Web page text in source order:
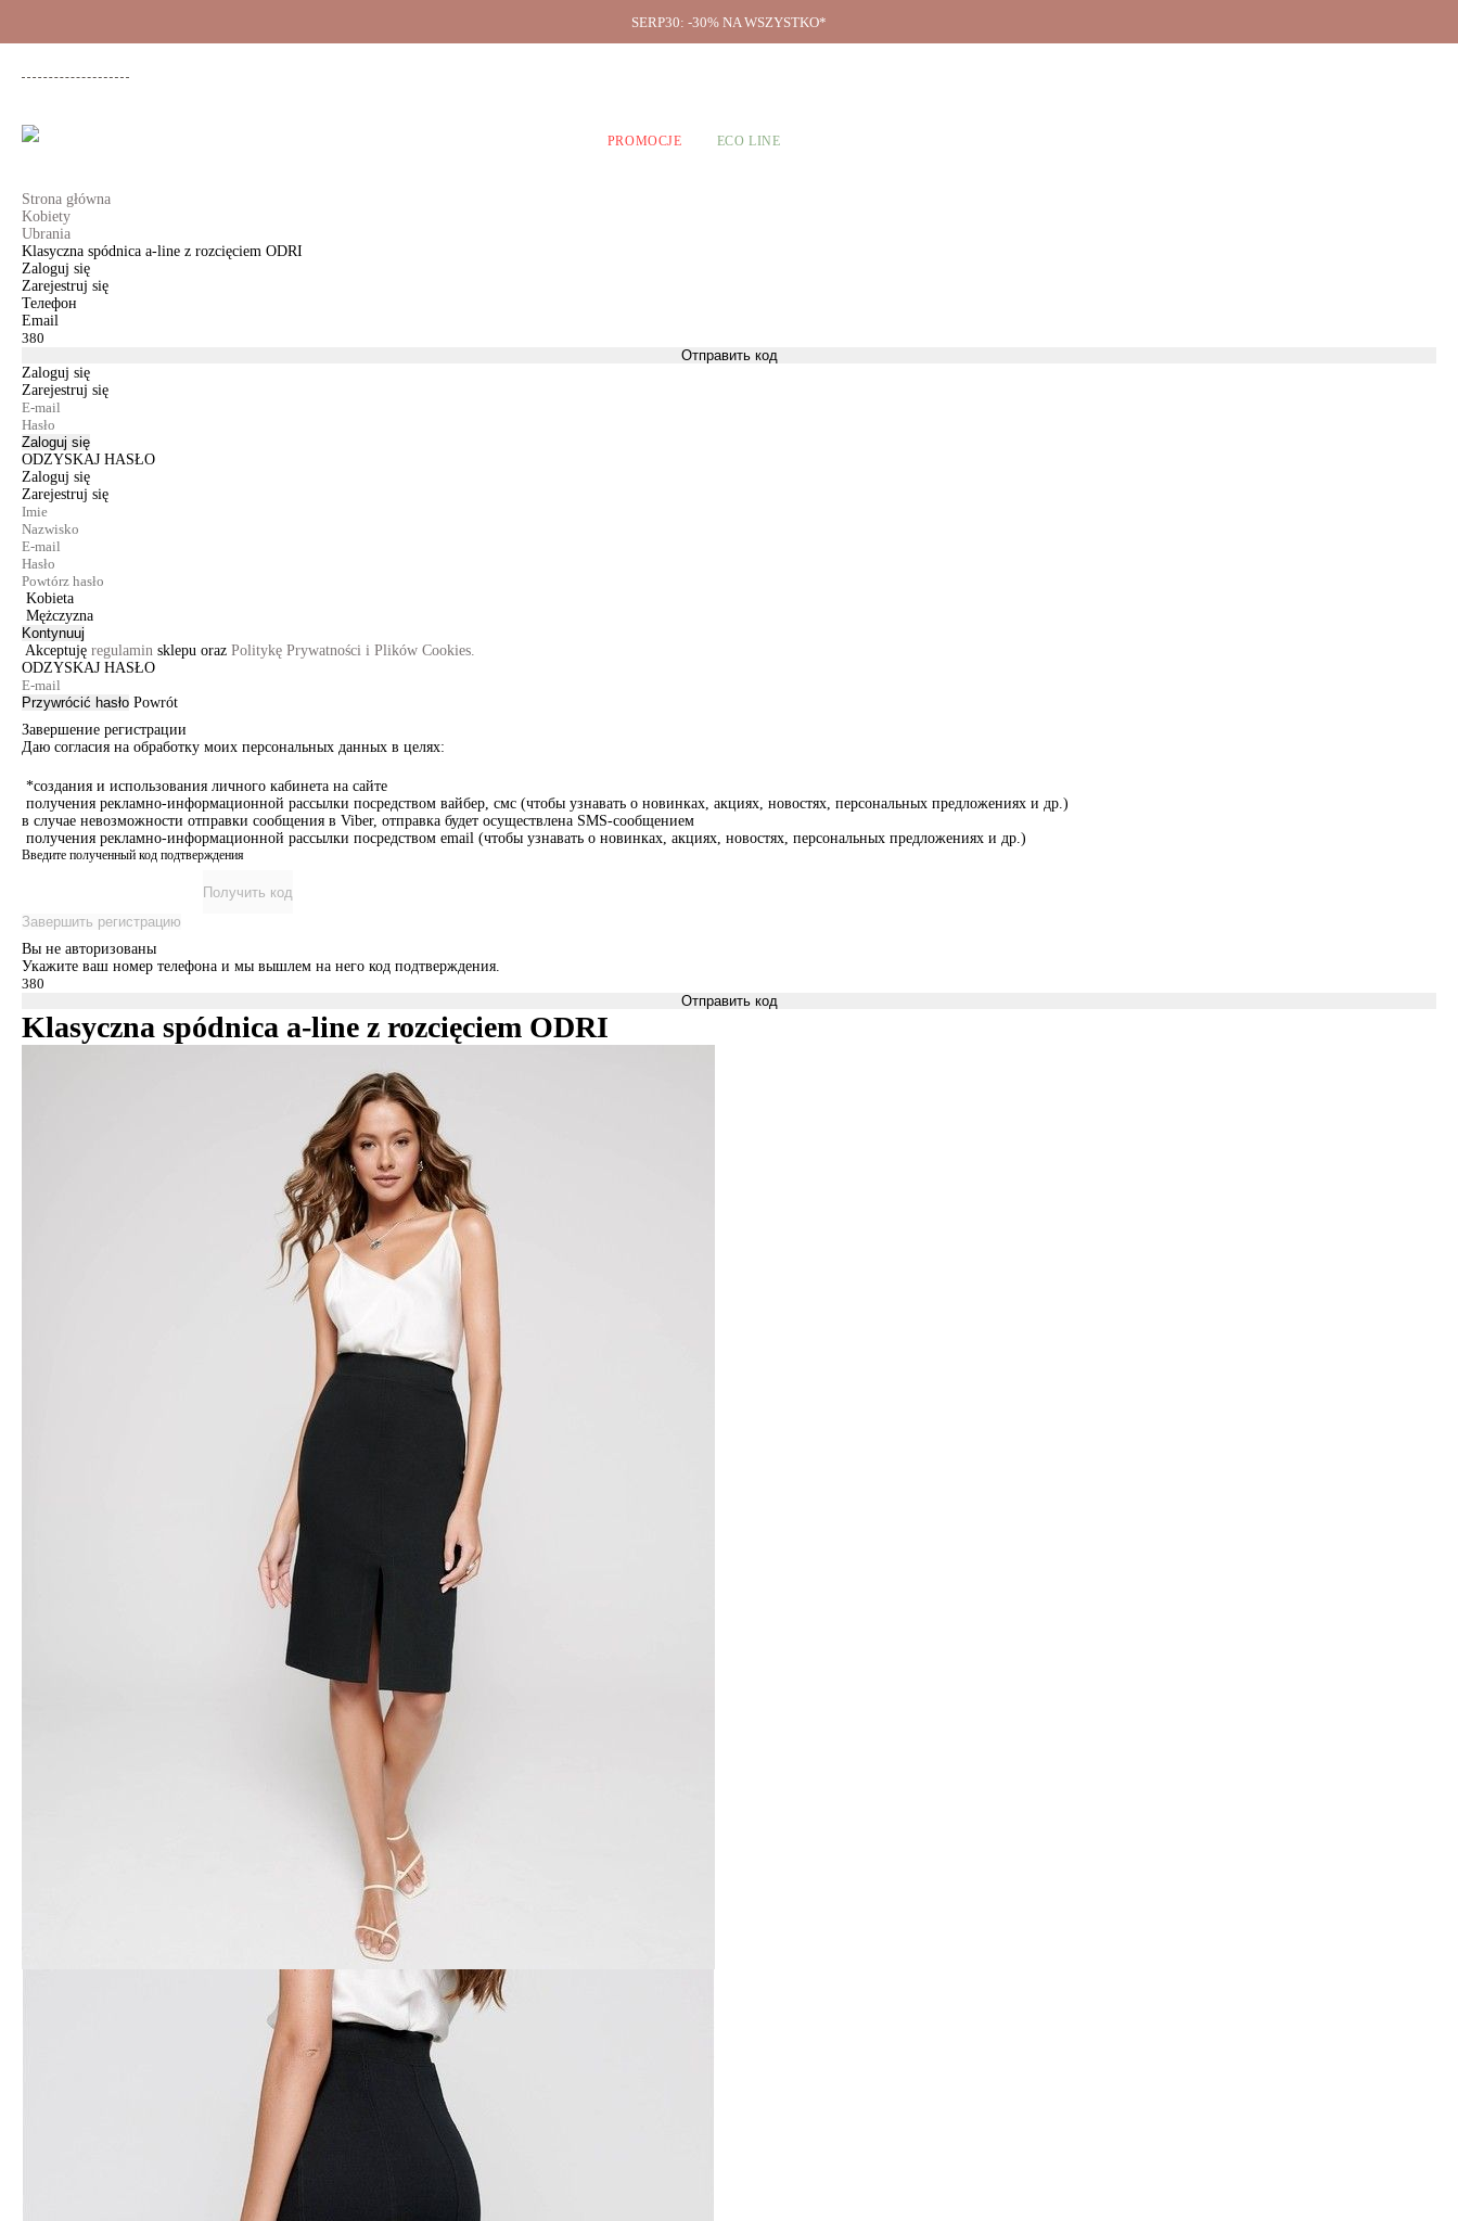
SERP30: -30% NA WSZYSTKO*
PROMOCJE ECO LINE
Strona główna
Kobiety
Ubrania
Klasyczna spódnica a-line z rozcięciem ODRI
Zaloguj się
Zarejestruj się
Телефон
Email
Отправить код
Zaloguj się
Zarejestruj się
Zaloguj się
ODZYSKAJ HASŁO
Zaloguj się
Zarejestruj się
Kobieta
Mężczyzna
Kontynuuj
Akceptuję regulamin sklepu oraz Politykę Prywatności i Plików Cookies.
ODZYSKAJ HASŁO
Przywrócić hasło Powrót
Завершение регистрации
Даю согласия на обработку моих персональных данных в целях:
*создания и использования личного кабинета на сайте
получения рекламно-информационной рассылки посредством вайбер, смс (чтобы узнавать о новинках, акциях, новостях, персональных предложениях и др.)
в случае невозможности отправки сообщения в Viber, отправка будет осуществлена SMS-сообщением
получения рекламно-информационной рассылки посредством email (чтобы узнавать о новинках, акциях, новостях, персональных предложениях и др.)
Введите полученный код подтверждения
Получить код
Завершить регистрацию
Вы не авторизованы
Укажите ваш номер телефона и мы вышлем на него код подтверждения.
Отправить код
Klasyczna spódnica a-line z rozcięciem ODRI